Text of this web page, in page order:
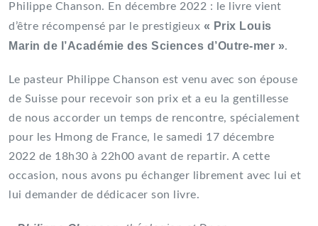
Philippe Chanson. En décembre 2022 : le livre vient
d’être récompensé par le prestigieux « Prix Louis
Marin de l’Académie des Sciences d’Outre-mer ».
Le pasteur Philippe Chanson est venu avec son épouse
de Suisse pour recevoir son prix et a eu la gentillesse
de nous accorder un temps de rencontre, spécialement
pour les Hmong de France, le samedi 17 décembre
2022 de 18h30 à 22h00 avant de repartir. A cette
occasion, nous avons pu échanger librement avec lui et
lui demander de dédicacer son livre.